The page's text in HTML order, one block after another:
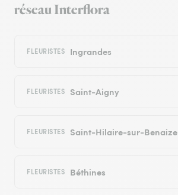
réseau Interflora
FLEURISTES Ingrandes
FLEURISTES Saint-Aigny
FLEURISTES Saint-Hilaire-sur-Benaize
FLEURISTES Béthines